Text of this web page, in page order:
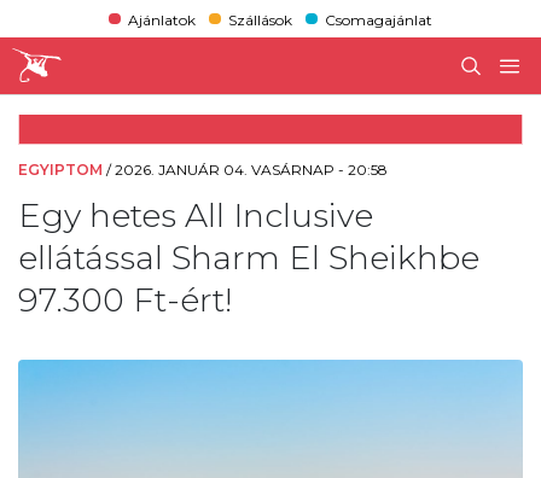
Ajánlatok Szállások Csomagajánlat
EGYIPTOM /2026. JANUÁR 04. VASÁRNAP - 20:58
Egy hetes All Inclusive
ellátással Sharm El Sheikhbe
97.300 Ft-ért!